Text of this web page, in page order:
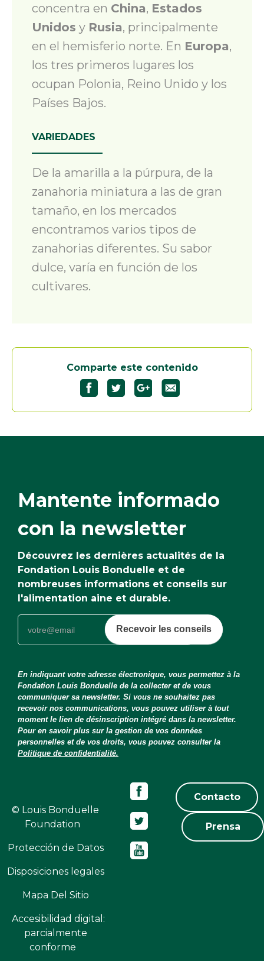
concentra en China, Estados
Unidos y Rusia, principalmente
en el hemisferio norte. En Europa,
los tres primeros lugares los
ocupan Polonia, Reino Unido y los
Países Bajos.
VARIEDADES
De la amarilla a la púrpura, de la
zanahoria miniatura a las de gran
tamaño, en los mercados
encontramos varios tipos de
zanahorias diferentes. Su sabor
dulce, varía en función de los
cultivares.
Comparte este contenido
PartagezPartagezPartagez
Mantente informado
con la newsletter
Découvrez les dernières actualités de la
Fondation Louis Bonduelle et de
nombreuses informations et conseils sur
l'alimentation aine et durable.
Recevoir les conseils
En indiquant votre adresse électronique, vous permettez à la
Fondation Louis Bonduelle de la collecter et de vous
communiquer sa newsletter. Si vous ne souhaitez pas
recevoir nos communications, vous pouvez utiliser à tout
moment le lien de désinscription intégré dans la newsletter.
Pour en savoir plus sur la gestion de vos données
personnelles et de vos droits, vous pouvez consulter la
Politique de confidentialité.
© Louis Bonduelle
Foundation
Protección de Datos
Disposiciones legales
Mapa Del Sitio
Accesibilidad digital:
parcialmente
conforme
Contacto
Prensa